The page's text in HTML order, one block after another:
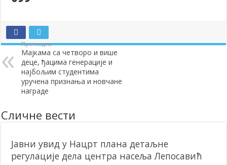
Братске и пријатељске општине и грдови уручили поклон
ОБАВЕШТЕЊЕ – Бесплатан СкиПас 2024
Претходна
Мајкама са четворо и више
деце, ђацима генерације и
најбољим студентима
уручена признања и новчане
награде
Сличне вести
Јавни увид у Нацрт плана детаљне
регулације дела центра насеља Лепосавић